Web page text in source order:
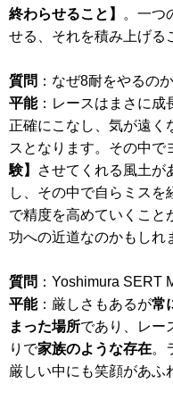
終わらせること】
。一つ
せる、それを積み上げる
質問 ：なぜ8耐をやるの
平能：レースはまさに成
正確にこなし、気が遠く
スとなります。その中で
験】
させてくれる風土が
し、その中で自らミスを
で精度を高めていくこと
功への近道なのかもしれ
質問 ：Yoshimura SERT
平能：厳しさもあるが常
まった場所であり、レー
りで家族のような存在。
厳しい中にも笑顔があふ